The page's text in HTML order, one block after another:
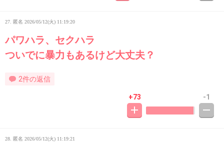
27. 匿名 2026/05/12(火) 11:19:20
パワハラ、セクハラ
ついでに暴力もあるけど大丈夫？
2件の返信
+73 -1
28. 匿名 2026/05/12(火) 11:19:21